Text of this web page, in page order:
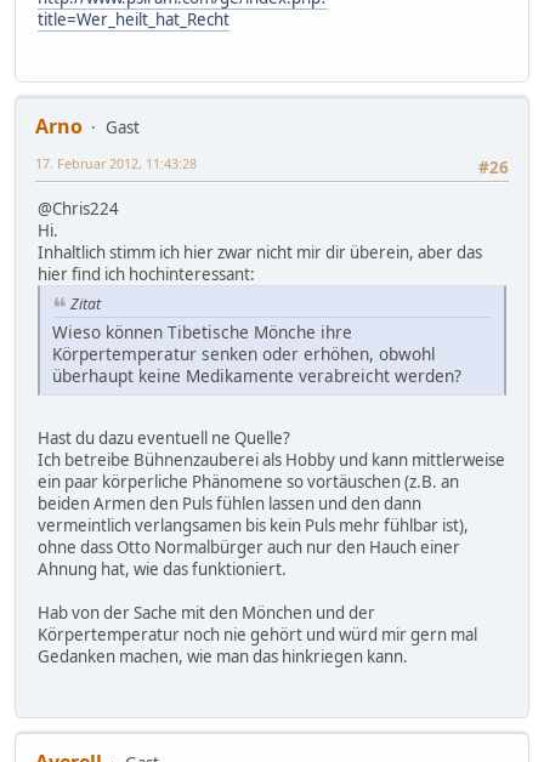
title=Wer_heilt_hat_Recht
Arno
Gast
#26
17. Februar 2012, 11:43:28
@Chris224
Hi.
Inhaltlich stimm ich hier zwar nicht mir dir überein, aber das
hier find ich hochinteressant:
Zitat
Wieso können Tibetische Mönche ihre
Körpertemperatur senken oder erhöhen, obwohl
überhaupt keine Medikamente verabreicht werden?
Hast du dazu eventuell ne Quelle?
Ich betreibe Bühnenzauberei als Hobby und kann mittlerweise
ein paar körperliche Phänomene so vortäuschen (z.B. an
beiden Armen den Puls fühlen lassen und den dann
vermeintlich verlangsamen bis kein Puls mehr fühlbar ist),
ohne dass Otto Normalbürger auch nur den Hauch einer
Ahnung hat, wie das funktioniert.
Hab von der Sache mit den Mönchen und der
Körpertemperatur noch nie gehört und würd mir gern mal
Gedanken machen, wie man das hinkriegen kann.